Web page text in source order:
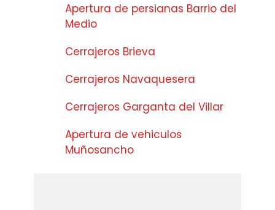
Apertura de persianas Barrio del
Medio
Cerrajeros Brieva
Cerrajeros Navaquesera
Cerrajeros Garganta del Villar
Apertura de vehiculos
Muñosancho